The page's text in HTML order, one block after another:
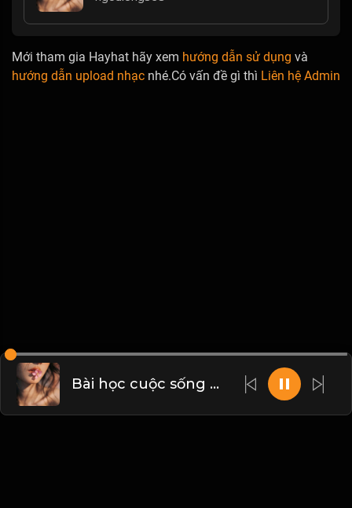
Mới tham gia Hayhat hãy xem hướng dẫn sử dụng và
hướng dẫn upload nhạc nhé.Có vấn đề gì thì Liên hệ Admin
Bài học cuộc sống & Đạo